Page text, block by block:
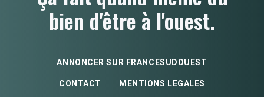
bien d'être à l'ouest.
ANNONCER SUR FRANCESUDOUEST
CONTACT MENTIONS LEGALES